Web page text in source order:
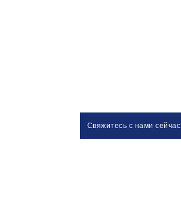
Свяжитесь с нами сейчас